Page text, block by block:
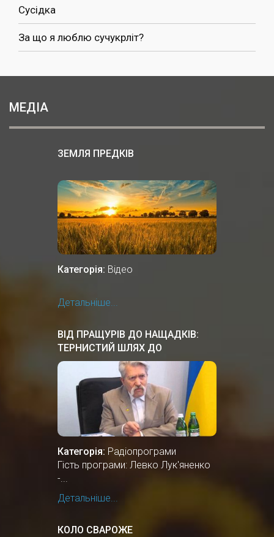
Сусідка
За що я люблю сучукрліт?
МЕДІА
ЗЕМЛЯ ПРЕДКІВ
Категорія: Відео
Детальніше...
ВІД ПРАЩУРІВ ДО НАЩАДКІВ:
ТЕРНИСТИЙ ШЛЯХ ДО
НЕЗАЛЕЖНОСТІ
Категорія: Радіопрограми
Гість програми: Левко Лук'яненко
-...
Детальніше...
КОЛО СВАРОЖЕ